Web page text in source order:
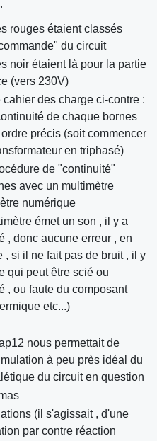
rouges étaient classés
du circuit
noir étaient là pour la partie
(vers 230V)
cahier des charge ci-contre :
de chaque bornes
précis (soit commencer
en triphasé)
de "continuité"
avec un multimètre
numérique
émet un son , il y a
, donc aucune erreur , en
, si il ne fait pas de bruit , il y
qui peut être scié ou
, ou faute du composant
etc...)
nous permettait de
à peu près idéal du
du circuit en question
(il s'agissait , d'une
par contre réaction